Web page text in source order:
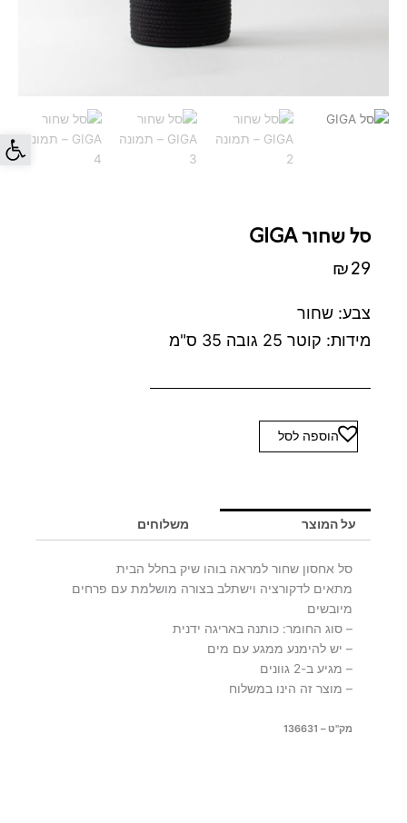
פתח
סל שחור GIGA
₪29
צבע: שחור
מידות: קוטר 25 גובה 35 ס"מ
כמות
של
GIGA
הוספה לסל
על המוצר משלוחים
סל אחסון שחור למראה בוהו שיק בחלל הבית
מתאים לדקורציה וישתלב בצורה מושלמת עם פרחים
מיובשים
– סוג החומר: כותנה באריגה ידנית
– יש להימנע ממגע עם מים
– מגיע ב-2 גוונים
– מוצר זה הינו במשלוח
מק"ט – 136631